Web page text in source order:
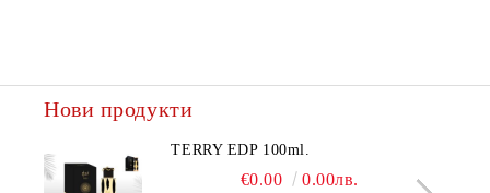
Нови продукти
TERRY EDP 100ml.
€0.00 0.00лв.